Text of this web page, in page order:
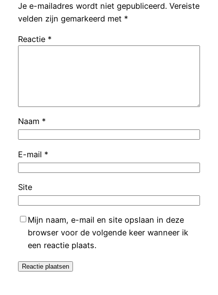
Je e-mailadres wordt niet gepubliceerd. Vereiste
velden zijn gemarkeerd met *
Reactie *
Naam *
E-mail *
Site
Mijn naam, e-mail en site opslaan in deze
browser voor de volgende keer wanneer ik
een reactie plaats.